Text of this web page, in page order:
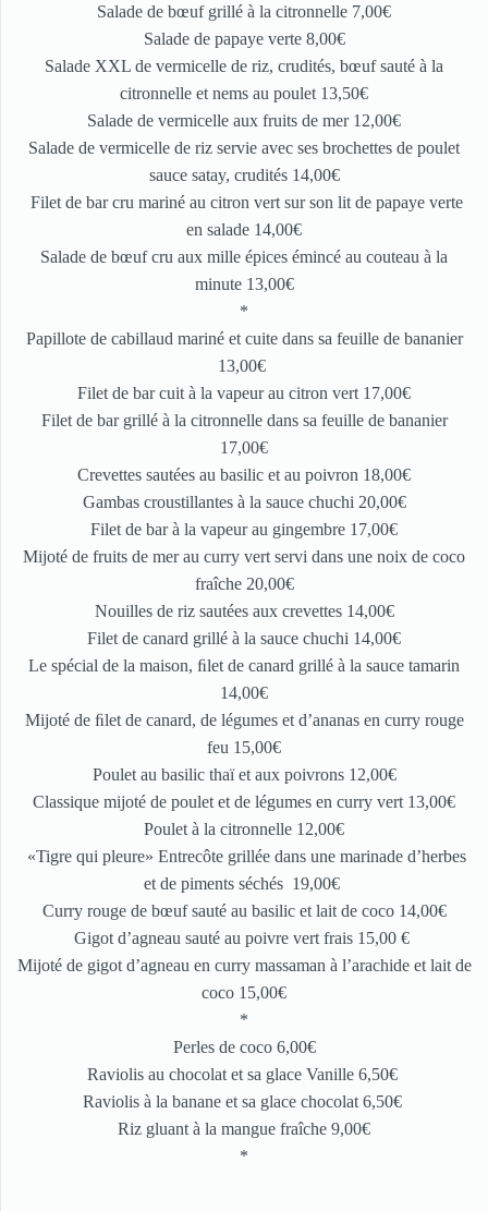
Salade de bœuf grillé à la citronnelle 7,00€
Salade de papaye verte 8,00€
Salade XXL de vermicelle de riz, crudités, bœuf sauté à la
citronnelle et nems au poulet 13,50€
Salade de vermicelle aux fruits de mer 12,00€
Salade de vermicelle de riz servie avec ses brochettes de poulet
sauce satay, crudités 14,00€
Filet de bar cru mariné au citron vert sur son lit de papaye verte
en salade 14,00€
Salade de bœuf cru aux mille épices émincé au couteau à la
minute 13,00€
*
Papillote de cabillaud mariné et cuite dans sa feuille de bananier
13,00€
Filet de bar cuit à la vapeur au citron vert 17,00€
Filet de bar grillé à la citronnelle dans sa feuille de bananier
17,00€
Crevettes sautées au basilic et au poivron 18,00€
Gambas croustillantes à la sauce chuchi 20,00€
Filet de bar à la vapeur au gingembre 17,00€
Mijoté de fruits de mer au curry vert servi dans une noix de coco
fraîche 20,00€
Nouilles de riz sautées aux crevettes 14,00€
Filet de canard grillé à la sauce chuchi 14,00€
Le spécial de la maison, ﬁlet de canard grillé à la sauce tamarin
14,00€
Mijoté de ﬁlet de canard, de légumes et d’ananas en curry rouge
feu 15,00€
Poulet au basilic thaï et aux poivrons 12,00€
Classique mijoté de poulet et de légumes en curry vert 13,00€
Poulet à la citronnelle 12,00€
«Tigre qui pleure» Entrecôte grillée dans une marinade d’herbes
et de piments séchés 19,00€
Curry rouge de bœuf sauté au basilic et lait de coco 14,00€
Gigot d’agneau sauté au poivre vert frais 15,00 €
Mijoté de gigot d’agneau en curry massaman à l’arachide et lait de
coco 15,00€
*
Perles de coco 6,00€
Raviolis au chocolat et sa glace Vanille 6,50€
Raviolis à la banane et sa glace chocolat 6,50€
Riz gluant à la mangue fraîche 9,00€
*